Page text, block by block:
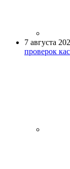
7 августа
проверок